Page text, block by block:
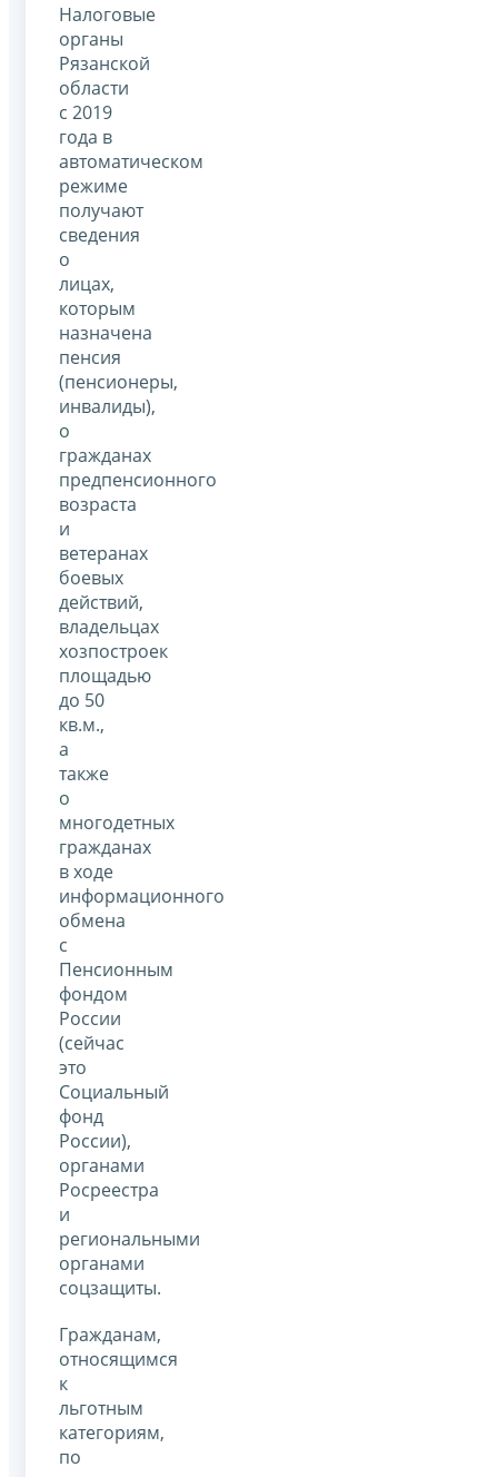
Налоговые
органы
Рязанской
области
с 2019
года в
автоматическом
режиме
получают
сведения
о
лицах,
которым
назначена
пенсия
(пенсионеры,
инвалиды),
о
гражданах
предпенсионного
возраста
и
ветеранах
боевых
действий,
владельцах
хозпостроек
площадью
до 50
кв.м.,
а
также
о
многодетных
гражданах
в ходе
информационного
обмена
с
Пенсионным
фондом
России
(сейчас
это
Социальный
фонд
России),
органами
Росреестра
и
региональными
органами
соцзащиты.
Гражданам,
относящимся
к
льготным
категориям,
по